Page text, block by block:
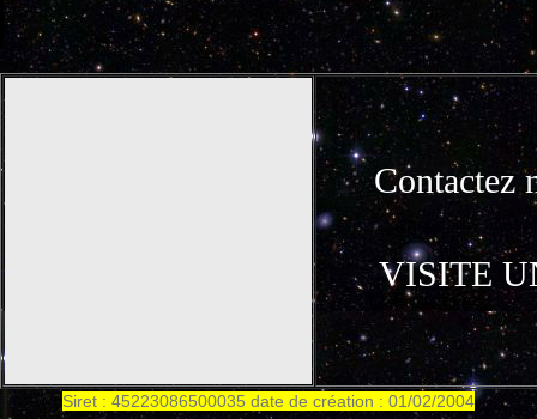
Contactez
VISITE
‎Siret : 45223086500035 date de création : 01/02/2004